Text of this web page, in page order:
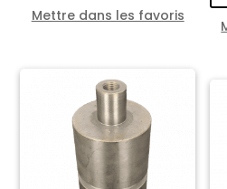
Mettre dans les favoris